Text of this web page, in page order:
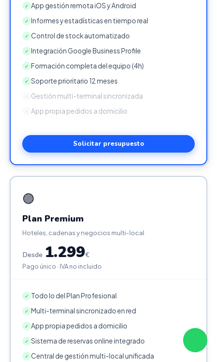
✓ App gestión remota iOS y Android
✓ Informes y estadísticas en tiempo real
✓ Control de stock automatizado
✓ Integración Google Business Profile
✓ Formación completa del equipo (4h)
✓ Soporte prioritario 12 meses
Gestión multi-terminal sincronizada
App propia pedidos a domicilio
Solicitar presupuesto
🟣
Plan Premium
Hoteles, cadenas y negocios multi-local
Desde 1.299€
Pago único · IVA no incluido
✓ Todo lo del Plan Profesional
✓ Multi-terminal sincronizado en red
✓ App propia pedidos a domicilio
✓ Sistema de reservas online integrado
✓ Central de gestión multi-local unificada